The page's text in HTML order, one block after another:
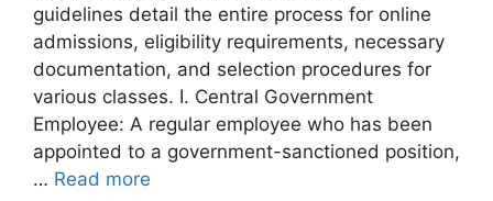
guidelines detail the entire process for online
admissions, eligibility requirements, necessary
documentation, and selection procedures for
various classes. I. Central Government
Employee: A regular employee who has been
appointed to a government-sanctioned position,
… Read more